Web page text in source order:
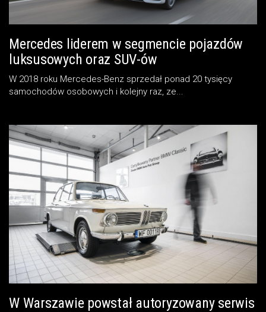
Mercedes liderem w segmencie pojazdów
luksusowych oraz SUV-ów
W 2018 roku Mercedes-Benz sprzedał ponad 20 tysięcy
samochodów osobowych i kolejny raz, ze...
W Warszawie powstał autoryzowany serwis